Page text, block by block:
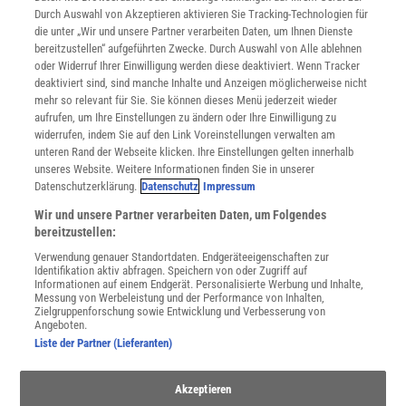
INFO
Mediadaten
Datenschutz
Nutzungsbedingungen
Cookie-Einstellungen
Utiq verwalten
Nutzungsbasierte Onlinewerbung
Alle Artikel
Impressum
Angebote für Schulen
Angebote für Institutionen
Sprachen lernen mit Gymglish
Lexika
Für Spektrum schreiben
Zugänglichkeitserklärung
KielSCN
Wissenschaft in die Schulen
Durch Auswahl von Akzeptieren aktivieren Sie Tracking-Technologien für
die unter „Wir und unsere Partner verarbeiten Daten, um Ihnen Dienste
bereitzustellen“ aufgeführten Zwecke. Durch Auswahl von Alle ablehnen
oder Widerruf Ihrer Einwilligung werden diese deaktiviert. Wenn Tracker
deaktiviert sind, sind manche Inhalte und Anzeigen möglicherweise nicht
mehr so relevant für Sie. Sie können dieses Menü jederzeit wieder
aufrufen, um Ihre Einstellungen zu ändern oder Ihre Einwilligung zu
widerrufen, indem Sie auf den Link Voreinstellungen verwalten am
unteren Rand der Webseite klicken. Ihre Einstellungen gelten innerhalb
unseres Website. Weitere Informationen finden Sie in unserer
Datenschutzerklärung. Datenschutz Impressum
Wir und unsere Partner verarbeiten Daten, um Folgendes
bereitzustellen:
Verwendung genauer Standortdaten. Endgeräteeigenschaften zur
Identifikation aktiv abfragen. Speichern von oder Zugriff auf
Informationen auf einem Endgerät. Personalisierte Werbung und Inhalte,
Messung von Werbeleistung und der Performance von Inhalten,
Zielgruppenforschung sowie Entwicklung und Verbesserung von
Angeboten.
Liste der Partner (Lieferanten)
Akzeptieren